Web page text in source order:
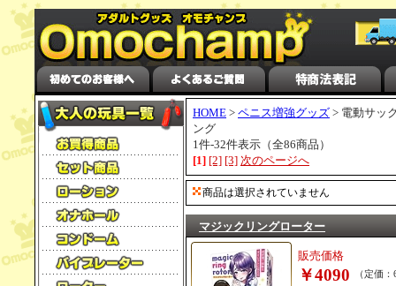
HOME > ペニス増強グッズ > 電動サッ
ング
1件-32件表示（全86商品）
[1] [2] [3] 次のページへ
商品は選択されていません
マジックリングローター
販売価格
￥4090 （定価